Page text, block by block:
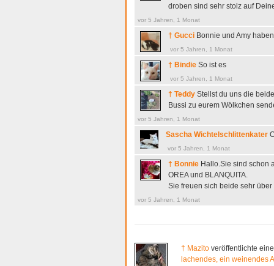
droben sind sehr stolz auf
vor 5 Jahren, 1 Monat
† Gucci Bonnie und Amy
vor 5 Jahren, 1 Monat
† Bindie So ist es
vor 5 Jahren, 1 Monat
† Teddy Stellst du uns die
Bussi zu eurem Wölkchen
vor 5 Jahren, 1 Monat
Sascha Wichtelschlittenkater
vor 5 Jahren, 1 Monat
† Bonnie Hallo.Sie sind schon
OREA und BLANQUITA.
Sie freuen sich beide sehr
vor 5 Jahren, 1 Monat
† Mazito veröffentlichte
lachendes, ein weinendes